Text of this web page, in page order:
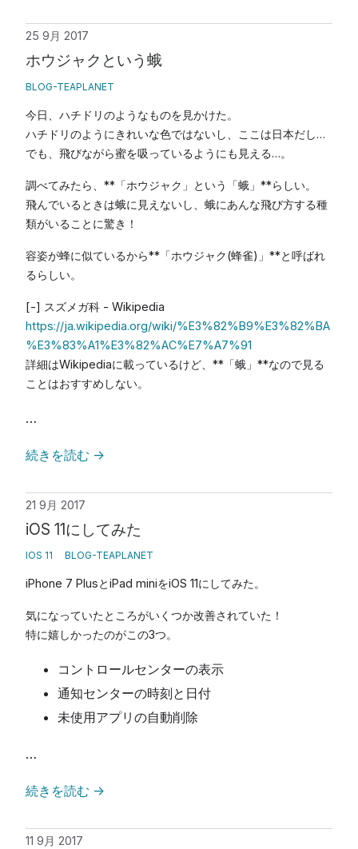
25 9月 2017
ホウジャクという蛾
BLOG-TEAPLANET
今日、ハチドリのようなものを見かけた。
ハチドリのようにきれいな色ではないし、ここは日本だし…
でも、飛びながら蜜を吸っているようにも見える…。
調べてみたら、**「ホウジャク」 という
「蛾」**らしい。
飛んでいるときは蛾に見えないし、蛾にあんな飛び方する種
類がいることに驚き！
容姿が蜂に似ているから**「ホウジャク(蜂雀)」**と呼ばれ
るらしい。
[-] スズメガ科 - Wikipedia
https://ja.wikipedia.org/wiki/%E3%82%B9%E3%82%BA
%E3%83%A1%E3%82%AC%E7%A7%91
詳細はWikipediaに載っているけど、**「蛾」**なので見る
ことはおすすめしない。
…
続きを読む →
21 9月 2017
iOS 11にしてみた
IOS 11 BLOG-TEAPLANET
iPhone 7 PlusとiPad miniをiOS 11にしてみた。
気になっていたところがいくつか改善されていた！
特に嬉しかったのがこの3つ。
コントロールセンターの表示
通知センターの時刻と日付
未使用アプリの自動削除
…
続きを読む →
11 9月 2017